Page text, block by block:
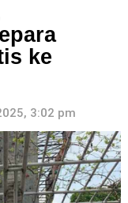
ke
3:02 pm